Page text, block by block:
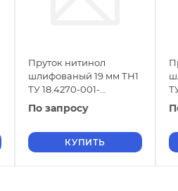
Пруток нитинол
шлифованый 19 мм ТН1
ТУ 18.4270-001-
16980791-2013
По запросу
КУПИТЬ